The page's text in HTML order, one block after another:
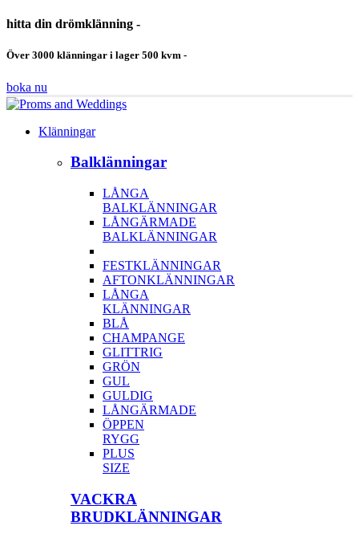
hitta din drömklänning -
Över 3000 klänningar i lager 500 kvm -
boka nu
Klänningar
Balklänningar
LÅNGA
BALKLÄNNINGAR
LÅNGÄRMADE
BALKLÄNNINGAR
FESTKLÄNNINGAR
AFTONKLÄNNINGAR
LÅNGA
KLÄNNINGAR
BLÅ
CHAMPANGE
GLITTRIG
GRÖN
GUL
GULDIG
LÅNGÄRMADE
ÖPPEN
RYGG
PLUS
SIZE
VACKRA
BRUDKLÄNNINGAR